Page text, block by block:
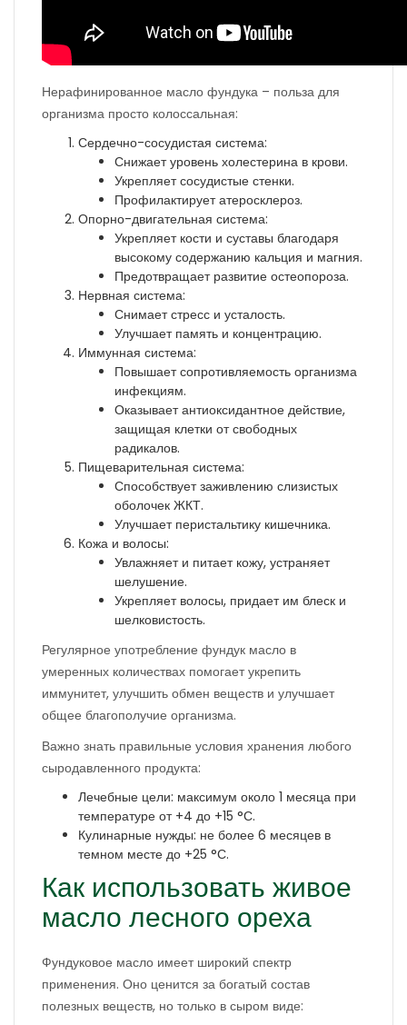
Нерафинированное масло фундука – польза для
организма просто колоссальная:
Сердечно-сосудистая система:
Снижает уровень холестерина в крови.
Укрепляет сосудистые стенки.
Профилактирует атеросклероз.
Опорно-двигательная система:
Укрепляет кости и суставы благодаря
высокому содержанию кальция и магния.
Предотвращает развитие остеопороза.
Нервная система:
Снимает стресс и усталость.
Улучшает память и концентрацию.
Иммунная система:
Повышает сопротивляемость организма
инфекциям.
Оказывает антиоксидантное действие,
защищая клетки от свободных
радикалов.
Пищеварительная система:
Способствует заживлению слизистых
оболочек ЖКТ.
Улучшает перистальтику кишечника.
Кожа и волосы:
Увлажняет и питает кожу, устраняет
шелушение.
Укрепляет волосы, придает им блеск и
шелковистость.
Регулярное употребление фундук масло в
умеренных количествах помогает укрепить
иммунитет, улучшить обмен веществ и улучшает
общее благополучие организма.
Важно знать правильные условия хранения любого
сыродавленного продукта:
Лечебные цели: максимум около 1 месяца при
температуре от +4 до +15 °С.
Кулинарные нужды: не более 6 месяцев в
темном месте до +25 °С.
Как использовать живое
масло лесного ореха
Фундуковое масло имеет широкий спектр
применения. Оно ценится за богатый состав
полезных веществ, но только в сыром виде: